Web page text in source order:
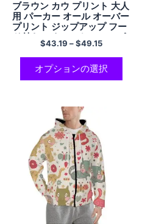
ブラウン カウ プリント 大人
用 パーカー オール オーバー
プリント ジップアップ フー
ド付き スウェットシャツ ポ
リエステル パーカー
$43.19 –$49.15
オプションの選択